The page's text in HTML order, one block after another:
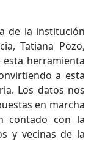
de la institución
Tatiana Pozo,
esta herramienta
a esta
Los datos nos
en marcha
contado con la
y vecinas de la